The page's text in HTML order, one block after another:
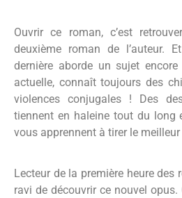
Ouvrir ce roman, c’est
deuxième roman de l’auteur.
dernière aborde un sujet
actuelle, connaît toujours des
violences conjugales ! Des
tiennent en haleine tout du long
vous apprennent à tirer le
Lecteur de la première heure des
ravi de découvrir ce nouvel opus.